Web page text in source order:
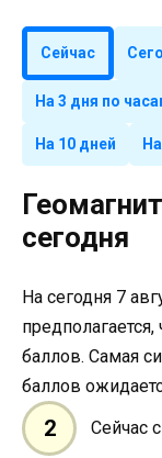
Сейчас
На 3 дня по
На 10 дней
сегодня
На сегодня 7
баллов. Самая
баллов
2 Сейчас